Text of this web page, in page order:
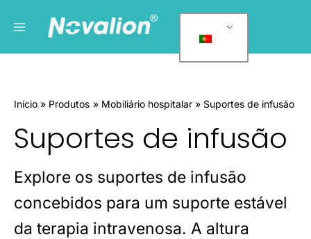
para
conteúdo
principal
a
o
s
d
e
Início Produtos Mobiliário hospitalar Suportes de infusão
Suportes de infusão
Explore os suportes de infusão
concebidos para um suporte estável
da terapia intravenosa. A altura